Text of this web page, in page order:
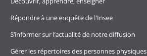
Répondre à une enquête de l'Insee
S’informer sur l’actualité de notre diffusion
Gérer les répertoires des personnes physiques